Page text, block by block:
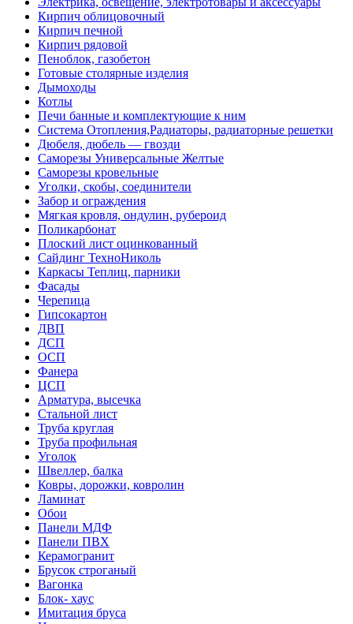
Кирпич облицовочный
Кирпич печной
Кирпич рядовой
Пеноблок, газобетон
Готовые столярные изделия
Дымоходы
Котлы
Печи банные и комплектующие к ним
Система Отопления,Радиаторы, радиаторные решетки
Дюбеля, дюбель — гвозди
Саморезы Универсальные Желтые
Саморезы кровельные
Уголки, скобы, соединители
Забор и ограждения
Мягкая кровля, ондулин, рубероид
Поликарбонат
Плоский лист оцинкованный
Сайдинг ТехноНиколь
Каркасы Теплиц, парники
Фасады
Черепица
Гипсокартон
ДВП
ДСП
ОСП
Фанера
ЦСП
Арматура, высечка
Стальной лист
Труба круглая
Труба профильная
Уголок
Швеллер, балка
Ковры, дорожки, ковролин
Ламинат
Обои
Панели МДФ
Панели ПВХ
Керамогранит
Брусок строганый
Вагонка
Блок- хаус
Имитация бруса